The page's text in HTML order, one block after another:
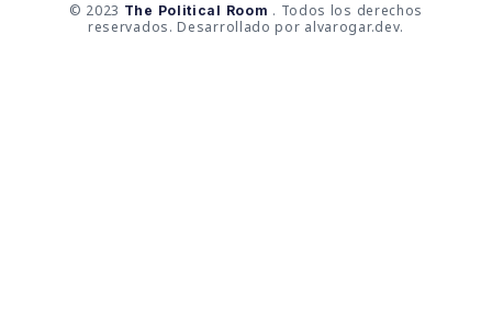
© 2023 The Political Room . Todos los derechos
reservados. Desarrollado por alvarogar.dev.